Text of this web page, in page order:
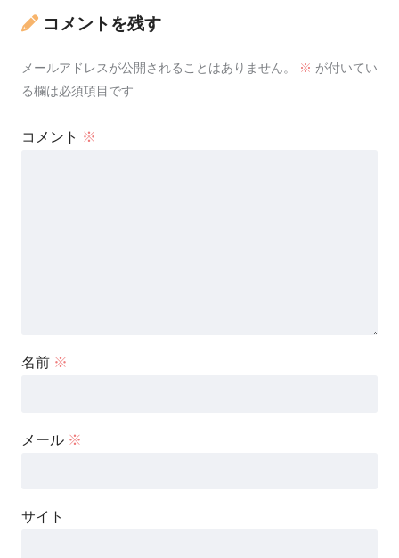
コメントを残す
メールアドレスが公開されることはありません。 ※ が付いてい
る欄は必須項目です
コメント ※
名前 ※
メール ※
サイト